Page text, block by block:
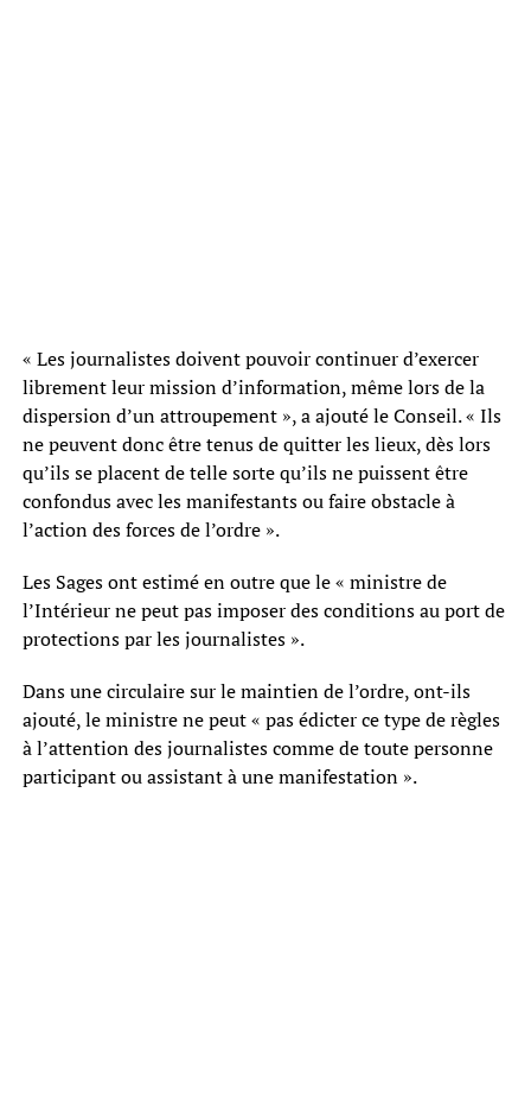
« Les journalistes doivent pouvoir continuer d’exercer
librement leur mission d’information, même lors de la
dispersion d’un attroupement », a ajouté le Conseil. « Ils
ne peuvent donc être tenus de quitter les lieux, dès lors
qu’ils se placent de telle sorte qu’ils ne puissent être
confondus avec les manifestants ou faire obstacle à
l’action des forces de l’ordre ».
Les Sages ont estimé en outre que le « ministre de
l’Intérieur ne peut pas imposer des conditions au port de
protections par les journalistes ».
Dans une circulaire sur le maintien de l’ordre, ont-ils
ajouté, le ministre ne peut « pas édicter ce type de règles
à l’attention des journalistes comme de toute personne
participant ou assistant à une manifestation ».